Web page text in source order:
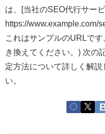
は、[当社のSEO代行サービ
https://www.example.com/
これはサンプルのURLで
き換えてください。) 次の
定方法について詳しく解
い。